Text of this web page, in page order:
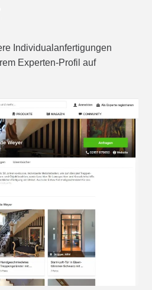
Individualanfertigungen
Experten-Profil auf